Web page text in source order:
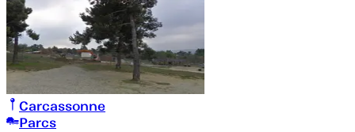
Carcassonne
Parcs